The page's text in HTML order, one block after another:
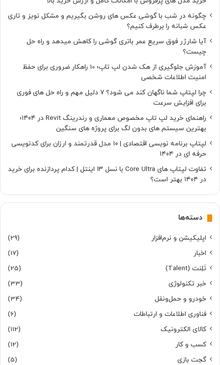
چگونه در شب با گوشی عکس های روشن بگیریم و مشکل نویز و تاری
عکس شبانه را برطرف کنیم؟
آیا شارژر فوق سریع عمر باتری گوشی را کاهش میدهد و راه حل
چیست؟
آموزش جلوگیری از هک شدن لپ تاپ؛ 10 راهکار ضروری برای حفظ
امنیت اطلاعات شخصی
چرا لپتاپ شما ناگهان کند می شود؟ ۷ دلیل مهم و راه حل های فوری
برای افزایش سرعت
راهنمای خرید لپ تاپ مخصوص معماری و رندرینگ Revit در ۱۴۰۴؛
بهترین سیستم های بدون لگ برای پروژه های سنگین
لپتاپ برنامه نویسی اقتصادی | ۱۰ مدل قدرتمند و ارزان برای کدنویسی
حرفه ای در ۱۴۰۴
تفاوت لپتاپ های Core Ultra با نسل ۱۳ اینتل | کدام پردازنده برای خرید
در ۱۴۰۴ بهتر است؟
دسته‌ها
اپلیکیشن و نرم‌افزار
(29)
اخبار
(17)
تَلِنت (Talent)
(25)
خبر تکنولوژی
(33)
خودرو و حمل‌و‌نقل
(34)
فناوری اطلاعات و ارتباطات
(6)
کالای الکترونیک
(112)
کسب و کار
(12)
گجت بازی
(5)